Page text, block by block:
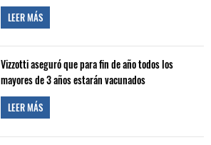
LEER MÁS
Vizzotti aseguró que para fin de año todos los
mayores de 3 años estarán vacunados
LEER MÁS